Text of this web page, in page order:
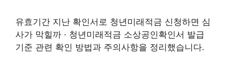
유효기간 지난 확인서로 청년미래적금 신청하면 심
사가 막힐까 · 청년미래적금 소상공인확인서 발급
기준 관련 확인 방법과 주의사항을 정리했습니다.